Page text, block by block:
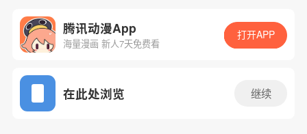
App免费看
下一话
腾讯动漫App
海量漫画 新人7天免费看
打开APP
在此处浏览 继续